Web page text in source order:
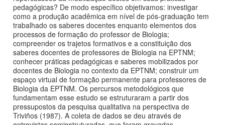
pedagógicas? De modo específico objetivamos: investigar
como a produção acadêmica em nível de pós-graduação tem
trabalhado os saberes docentes enquanto elementos dos
processos de formação do professor de Biologia;
compreender os trajetos formativos e a constituição dos
saberes docentes de professores de Biologia na EPTNM;
conhecer práticas pedagógicas e saberes mobilizados por
docentes de Biologia no contexto da EPTNM; construir um
espaço virtual de formação permanente para professores de
Biologia da EPTNM. Os percursos metodológicos que
fundamentam esse estudo se estruturaram a partir dos
pressupostos da pesquisa qualitativa na perspectiva de
Triviños (1987). A coleta de dados se deu através de